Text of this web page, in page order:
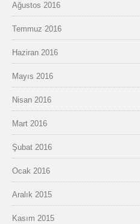
Ağustos 2016
Temmuz 2016
Haziran 2016
Mayıs 2016
Nisan 2016
Mart 2016
Şubat 2016
Ocak 2016
Aralık 2015
Kasım 2015